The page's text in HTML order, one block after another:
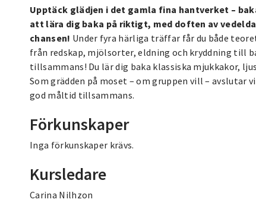
Upptäck glädjen i det gamla fina hantverket –
att lära dig baka på riktigt, med doften av
chansen! Under fyra härliga träffar får du både
från redskap, mjölsorter, eldning och kryddning till
tillsammans! Du lär dig baka klassiska mjukkakor,
Som grädden på moset – om gruppen vill – avslutar
god måltid tillsammans.
Förkunskaper
Inga förkunskaper krävs.
Kursledare
Carina Nilhzon